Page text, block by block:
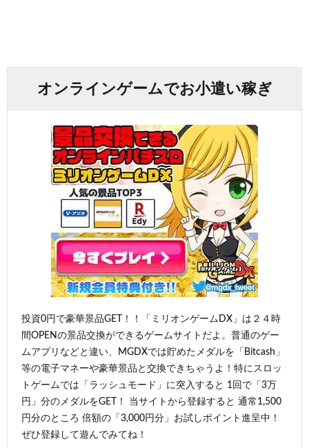
オンラインゲームでお小遣い稼ぎ
投資0円で豪華景品GET！！「ミリオンゲームDX」は２４時
間OPENの景品交換ができるゲームサイトだよ。普通のゲー
ムアプリなどと違い、MGDXでは貯めたメダルを「Bitcash」
等の電子マネーや豪華景品と交換できちゃうよ！特にスロッ
トゲームでは「ラッシュモード」に突入すると 1回で「3万
円」分のメダルをGET！ 当サイトから登録すると 通常1,500
円分のところ 倍額の「3,000円分」お試しポイント進呈中！
ぜひ登録して遊んでみてね！